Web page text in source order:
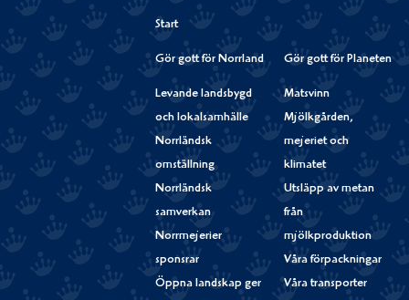
Start
Gör gott för Norrland
Levande landsbygd
och lokalsamhälle
Norrländsk
omställning
Norrländsk
samverkan
Norrmejerier
sponsrar
Öppna landskap ger
Gör gott för Planeten
Matsvinn
Mjölkgården,
mejeriet och
klimatet
Utsläpp av metan
från
mjölkproduktion
Våra förpackningar
Våra transporter